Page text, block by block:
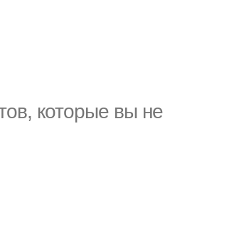
которые вы не